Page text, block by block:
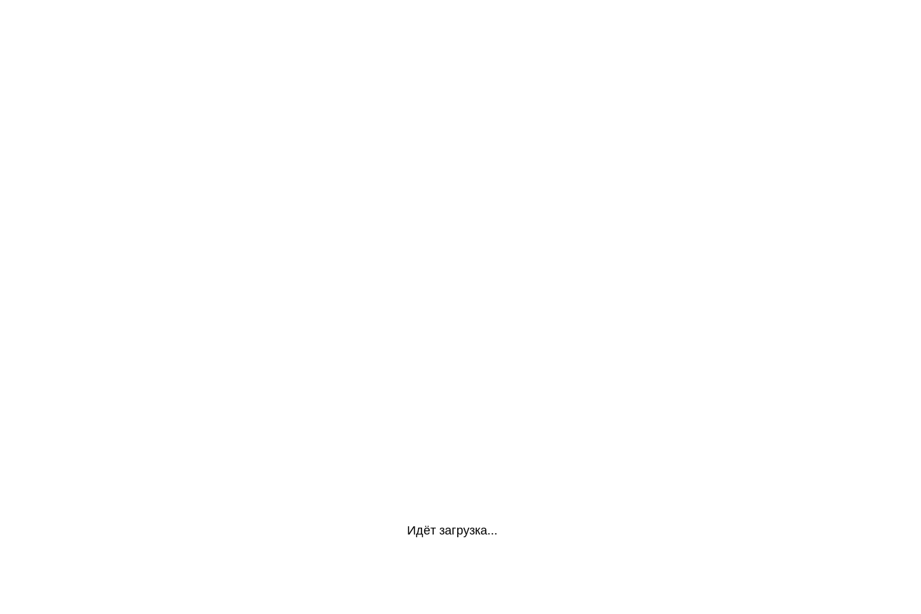
Идёт загрузка...